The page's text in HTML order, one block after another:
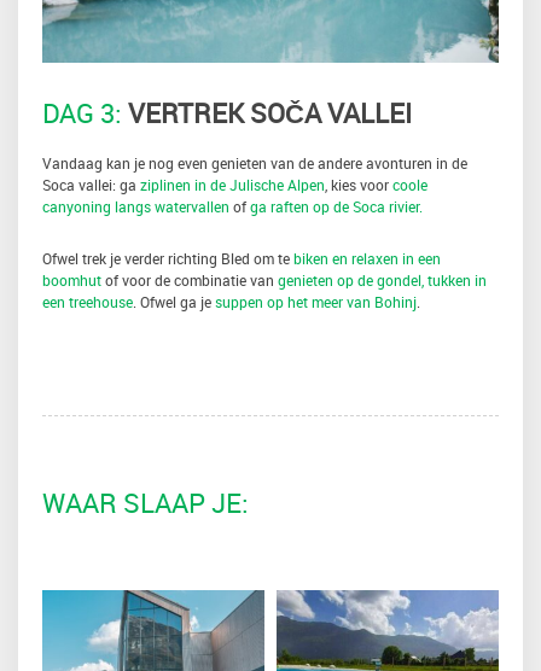
DAG 3: VERTREK SOČA VALLEI
Vandaag kan je nog even genieten van de andere avonturen in de
Soca vallei: ga ziplinen in de Julische Alpen , kies voorcoole
canyoning langs watervallen ofga raften op de Soca rivier.
Ofwel trek je verder richting Bled om tebiken en relaxen in een
boomhutof voor de combinatie van genieten op de gondel, tukken in
een treehouse . Ofwel ga jesuppen op het meer van Bohinj
WAAR SLAAP JE: